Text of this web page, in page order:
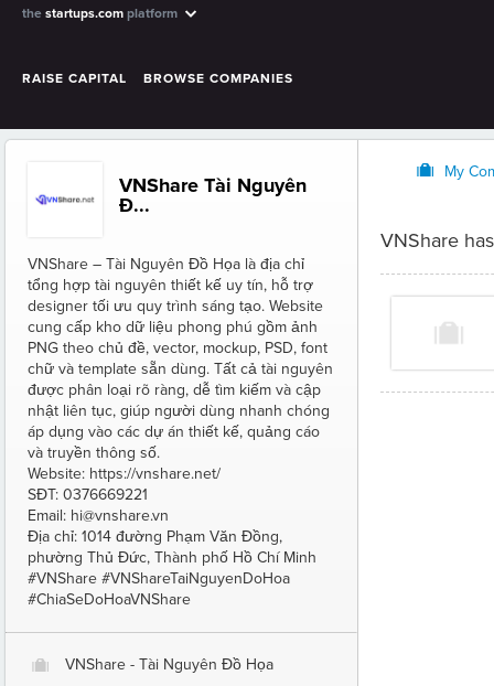
the startups.com platform
RAISE CAPITAL BROWSE COMPANIES
VNShare Tài Nguyên
Đ...
VNShare – Tài Nguyên Đồ Họa là địa chỉ
tổng hợp tài nguyên thiết kế uy tín, hỗ trợ
designer tối ưu quy trình sáng tạo. Website
cung cấp kho dữ liệu phong phú gồm ảnh
PNG theo chủ đề, vector, mockup, PSD, font
chữ và template sẵn dùng. Tất cả tài nguyên
được phân loại rõ ràng, dễ tìm kiếm và cập
nhật liên tục, giúp người dùng nhanh chóng
áp dụng vào các dự án thiết kế, quảng cáo
và truyền thông số.
Website: https://vnshare.net/
SĐT: 0376669221
Email: hi@vnshare.vn
Địa chỉ: 1014 đường Phạm Văn Đồng,
phường Thủ Đức, Thành phố Hồ Chí Minh
#VNShare #VNShareTaiNguyenDoHoa
#ChiaSeDoHoaVNShare
O VNShare - Tài Nguyên Đồ Họa
O My
VNShare